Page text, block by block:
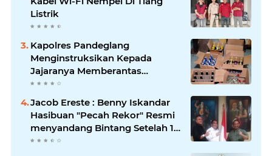
Listrik
Kapolres Pandeglang
Menginstruksikan Kepada
Jajaranya Memberantas
Peredaran Miras
Jacob Ereste : Benny Iskandar
Hasibuan "Pecah Rekor" Resmi
menyandang Bintang Setelah 14
Tahun Ngejokrok Berpangjat